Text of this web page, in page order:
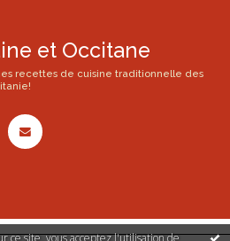
ce site, vous acceptez l'utilisation de
et Occitane
recettes de cuisine traditionnelle des